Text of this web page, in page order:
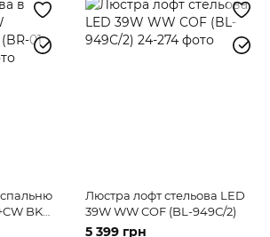
спальню
BK
Люстра лофт стельова LED
39W WW COF (BL-949С/2)
5 399 грн